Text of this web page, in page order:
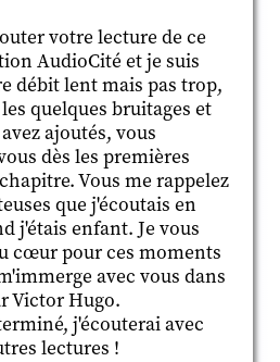
votre lecture de ce
AudioCité et je suis
débit lent mais pas trop,
quelques bruitages et
ajoutés, vous
dès les premières
Vous me rappelez
que j'écoutais en
j'étais enfant. Je vous
cœur pour ces moments
avec vous dans
Victor Hugo.
j'écouterai avec
lectures !